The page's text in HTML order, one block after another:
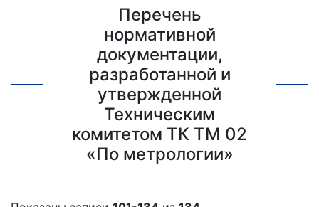
Перечень
нормативной
документации,
разработанной и
утвержденной
Техническим
комитетом ТК ТМ 02
«По метрологии»